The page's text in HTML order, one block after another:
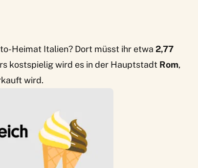
Heimat Italien? Dort müsst ihr etwa 2,77
kostspielig wird es in der Hauptstadt Rom,
wird.